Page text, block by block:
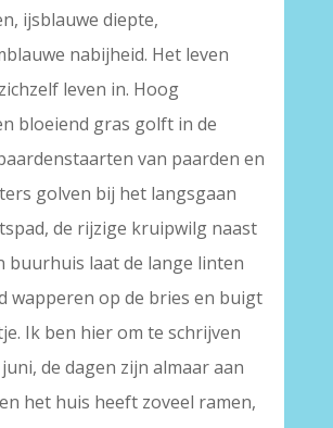
ijsblauwe diepte,
nabijheid. Het leven
leven in. Hoog
bloeiend gras golft in de
van paarden en
golven bij het langsgaan
de rijzige kruipwilg naast
buurhuis laat de lange linten
wapperen op de bries en buigt
Ik ben hier om te schrijven
de dagen zijn almaar aan
het huis heeft zoveel ramen,